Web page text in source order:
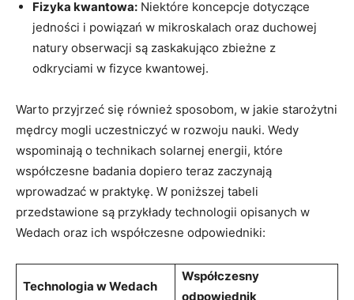
Fizyka kwantowa: Niektóre koncepcje dotyczące
jedności i powiązań w mikroskalach oraz duchowej
natury obserwacji są zaskakująco zbieżne z
odkryciami w fizyce kwantowej.
Warto przyjrzeć się również sposobom, w jakie starożytni
mędrcy mogli uczestniczyć w rozwoju nauki. Wedy
wspominają o technikach solarnej energii, które
współczesne badania dopiero teraz zaczynają
wprowadzać w praktykę. W poniższej tabeli
przedstawione są przykłady technologii opisanych w
Wedach oraz ich współczesne odpowiedniki:
Technologia w Wedach
Współczesny
odpowiednik